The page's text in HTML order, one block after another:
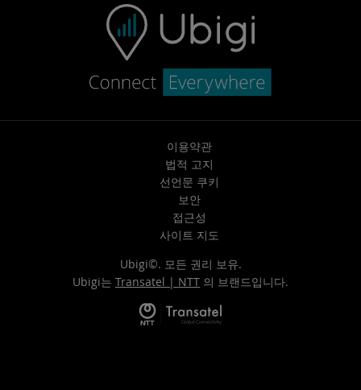
이용약관
법적 고지
선언문 쿠키
보안
접근성
사이트 지도
Ubigi©. 모든 권리 보유.
Ubigi는 Transatel | NTT 의 브랜드입니다.